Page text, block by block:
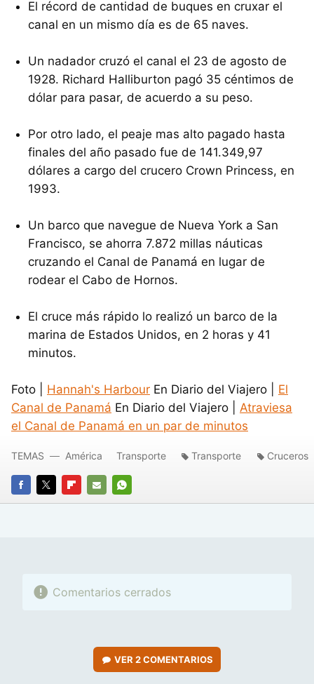
El récord de cantidad de buques en cruxar el
canal en un mismo día es de 65 naves.
Un nadador cruzó el canal el 23 de agosto de
1928. Richard Halliburton pagó 35 céntimos de
dólar para pasar, de acuerdo a su peso.
Por otro lado, el peaje mas alto pagado hasta
finales del año pasado fue de 141.349,97
dólares a cargo del crucero Crown Princess, en
1993.
Un barco que navegue de Nueva York a San
Francisco, se ahorra 7.872 millas náuticas
cruzando el Canal de Panamá en lugar de
rodear el Cabo de Hornos.
El cruce más rápido lo realizó un barco de la
marina de Estados Unidos, en 2 horas y 41
minutos.
Foto | Hannah's Harbour En Diario del Viajero | El
Canal de Panamá En Diario del Viajero | Atraviesa
el Canal de Panamá en un par de minutos
FACEBOOK
TWITTERFLIPBOARD
E-
WHATSAPP
TEMAS América Transporte Transporte Cruceros
Comentarios cerrados
VER2 COMENTARIOS